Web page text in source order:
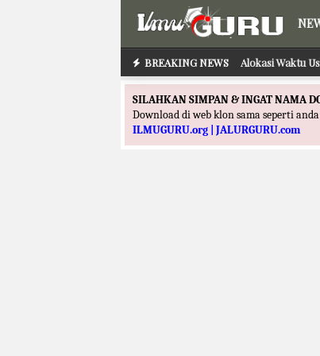
BREAKING NEWS Alokasi Waktu
SILAHKAN SIMPAN & INGAT NAMA
Download di web klon sama seperti
ILMUGURU.org | JALURGURU.com